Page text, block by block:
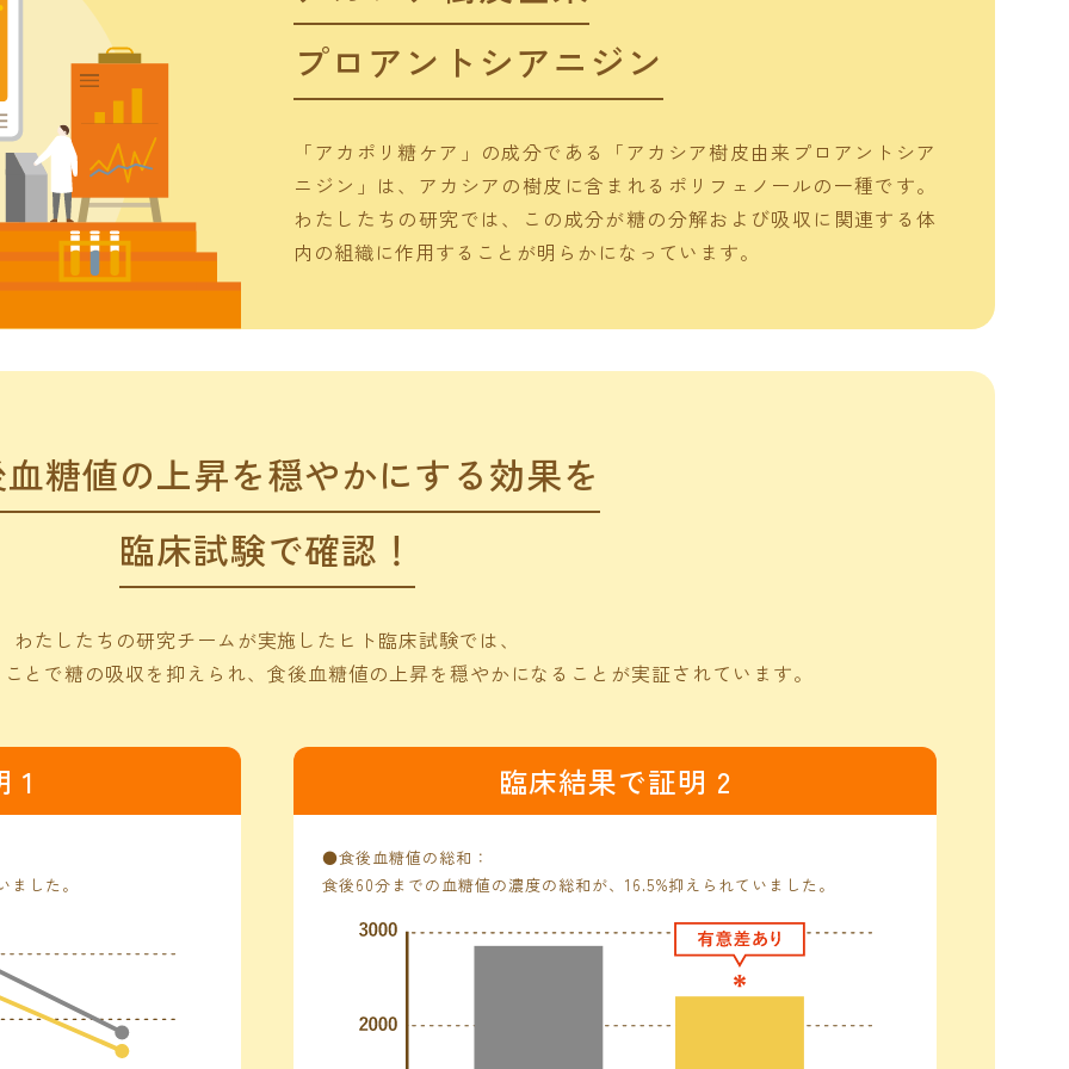
プロアントシアニジン
「アカポリ糖ケア」の成分である「アカシア樹皮由来プロアントシア
ニジン」は、アカシアの樹皮に含まれるポリフェノールの一種です。
わたしたちの研究では、この成分が糖の分解および吸収に関連する体
内の組織に作用することが明らかになっています。
糖値の上昇を穏やかにする効果を
臨床試験で確認！
わたしたちの研究チームが実施したヒト臨床試験では、
とで糖の吸収を抑えられ、食後血糖値の上昇を穏やかになることが実証されています。
1
した。
臨床結果で証明 2
●食後血糖値の総和：
食後60分までの血糖値の濃度の総和が、16.5%抑えられていました。